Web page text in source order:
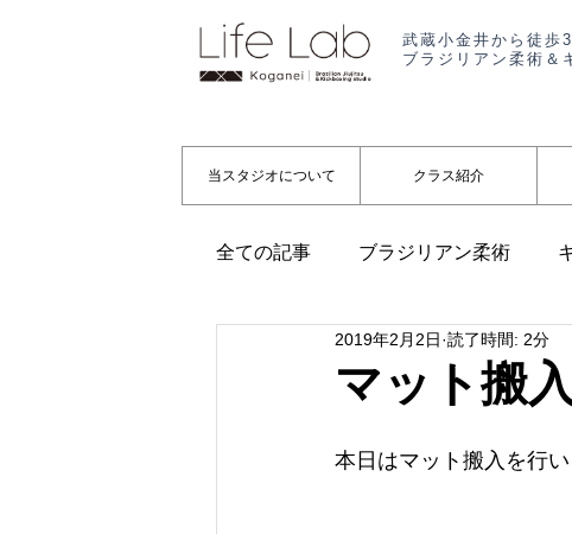
武蔵小金井から徒歩
ブラジリアン柔術＆
当スタジオについて クラス紹介
全ての記事 ブラジリアン柔術
代表コラム 起業 お知らせ
マット搬入
2019年2月2日 読了時間: 2分
本日はマット搬入を行い